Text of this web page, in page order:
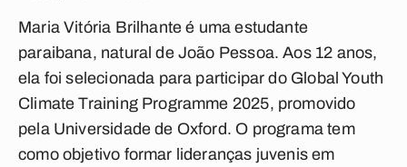
Maria Vitória Brilhante é uma estudante
paraibana, natural de João Pessoa. Aos 12 anos,
ela foi selecionada para participar do Global Youth
Climate Training Programme 2025, promovido
pela Universidade de Oxford. O programa tem
como objetivo formar lideranças juvenis em